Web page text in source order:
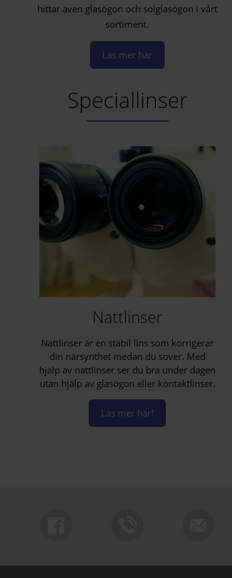
hittar även glasögon och solglasögon i vårt
sortiment.
Läs mer här
Speciallinser
Nattlinser
Nattlinser är en stabil lins som korrigerar
din närsyn­thet medan du sover. Med
hjälp av nattlinser ser du bra under dagen
utan hjälp av glasögon eller kontaktlinser.
Läs mer här!